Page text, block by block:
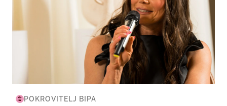
POKROVITELJ BIPA